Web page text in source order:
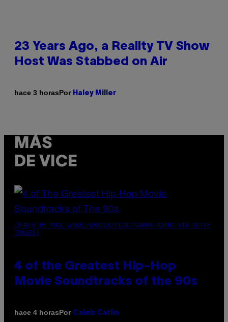
23 Years Ago, a Reality TV Show
Host Was Stabbed on Air
hace 3 horasPor Haley Miller
MÁS
DE VICE
(PHOTO BY POOL ARNAL/GARCIA/PICOT/GAMMA-RAPHO VIA GETTY
IMAGES)
4 of the Greatest Hip-Hop
Movie Soundtracks of the 90s
hace 4 horasPor Caleb Catlin